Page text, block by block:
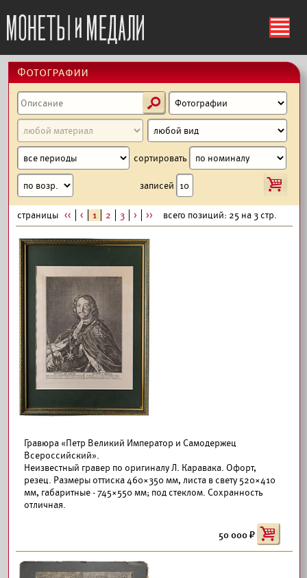
ś
Фотографии
s
сортировать
записей i
страницы << < 1 2 3 > >> всего позиций: 25 на 3 стр.
Гравюра «Петр Великий Император и Самодержец
Всероссийский».
Неизвестный гравер по оригиналу Л. Каравака. Офорт,
резец. Размеры оттиска 460×350 мм, листа в свету 520×410
мм, габаритные - 745×550 мм; под стеклом. Сохранность
отличная.
50 000